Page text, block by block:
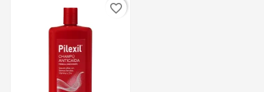
favorite_border